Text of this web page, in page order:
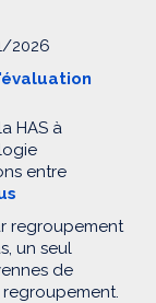
2026
HAS à
entre
regroupement
un seul
de